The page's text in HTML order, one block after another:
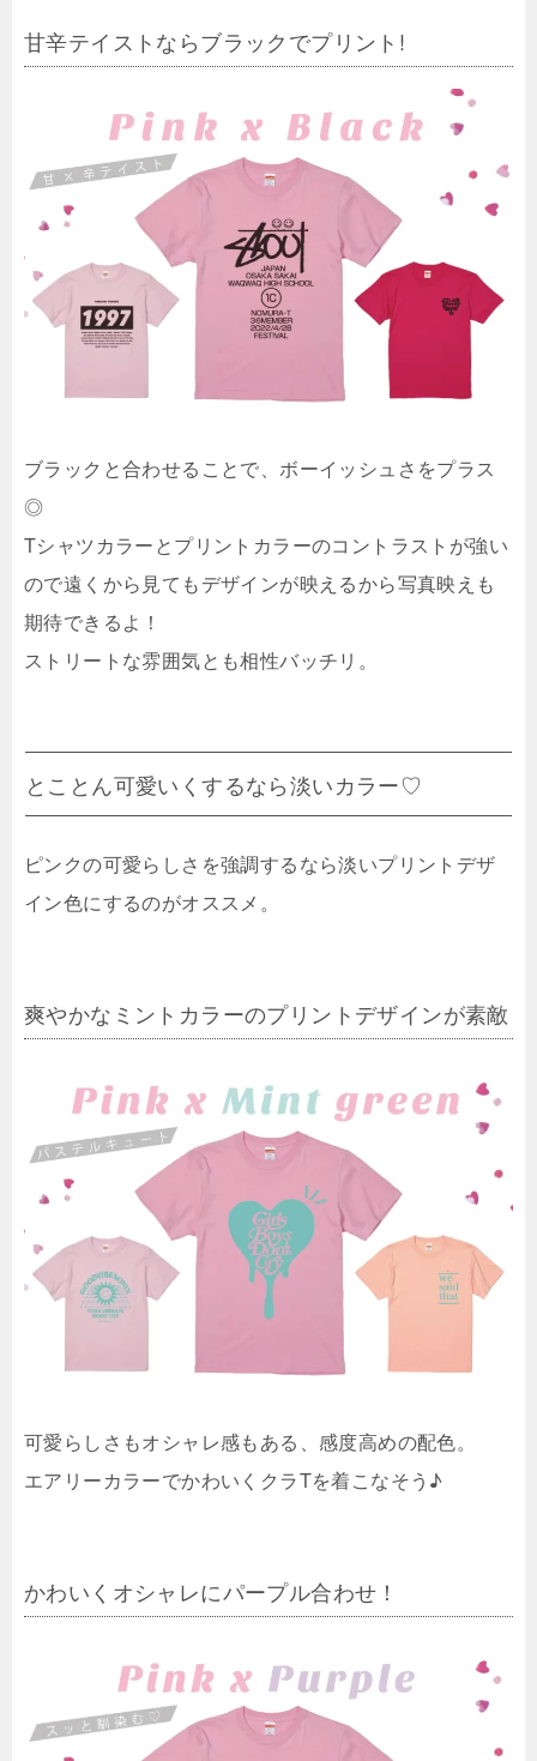
甘辛テイストならブラックでプリント!
ブラックと合わせることで、ボーイッシュさをプラス
◎
Tシャツカラーとプリントカラーのコントラストが強い
ので遠くから見てもデザインが映えるから写真映えも
期待できるよ！
ストリートな雰囲気とも相性バッチリ。
とことん可愛いくするなら淡いカラー♡
ピンクの可愛らしさを強調するなら淡いプリントデザ
イン色にするのがオススメ。
爽やかなミントカラーのプリントデザインが素敵
可愛らしさもオシャレ感もある、感度高めの配色。
エアリーカラーでかわいくクラTを着こなそう♪
かわいくオシャレにパープル合わせ！